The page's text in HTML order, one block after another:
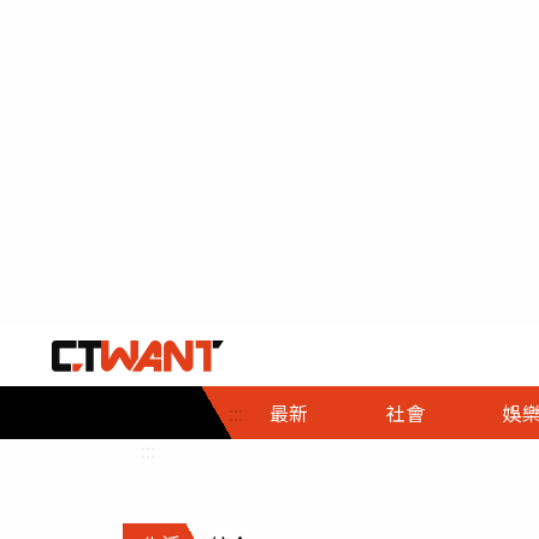
::: 最新 社會
社會首頁
時事
調查
娛樂
娛樂首頁
即時
財經首頁
熱線
政